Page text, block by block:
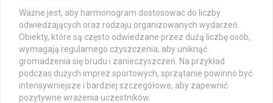
Ważne jest, aby harmonogram dostosować do liczby
odwiedzających oraz rodzaju organizowanych wydarzeń.
Obiekty, które są często odwiedzane przez dużą liczbę osób,
wymagają regularnego czyszczenia, aby uniknąć
gromadzenia się brudu i zanieczyszczeń. Na przykład
podczas dużych imprez sportowych, sprzątanie powinno być
intensywniejsze i bardziej szczegółowe, aby zapewnić
pozytywne wrażenia uczestników.